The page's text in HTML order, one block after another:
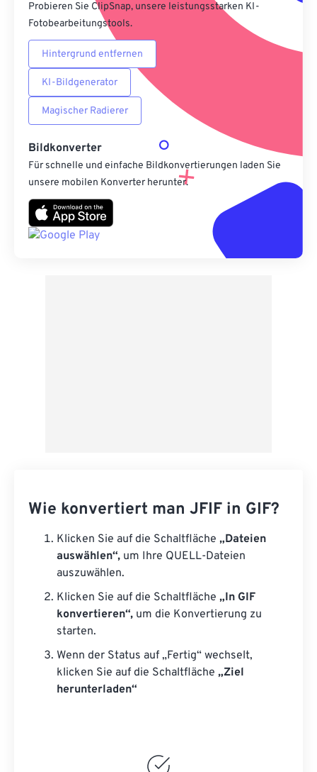
Probieren Sie ClipSnap, unsere leistungsstarken KI-
Fotobearbeitungstools.
Hintergrund entfernen
KI-Bildgenerator
Magischer Radierer
Bildkonverter
Für schnelle und einfache Bildkonvertierungen laden Sie
unsere mobilen Konverter herunter.
Wie konvertiert man JFIF in GIF?
Klicken Sie auf die Schaltfläche „Dateien
auswählen“, um Ihre QUELL-Dateien
auszuwählen.
Klicken Sie auf die Schaltfläche „In GIF
konvertieren“, um die Konvertierung zu
starten.
Wenn der Status auf „Fertig“ wechselt,
klicken Sie auf die Schaltfläche „Ziel
herunterladen“